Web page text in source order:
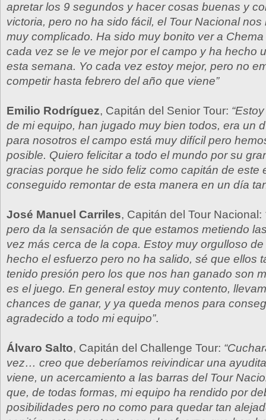
apretar los 9 segundos y hacer cosas buenas y
victoria, pero no ha sido fácil, el Tour Nacional
muy complicado. Ha sido muy bonito ver a
cada vez se le ve mejor por el campo y ha hecho
esta semana. Yo cada vez estoy mejor, pero no
competir hasta febrero del año que viene”
Emilio Rodríguez, Capitán del Senior Tour:
de mi equipo, han jugado muy bien todos, era un
para nosotros el campo está muy difícil pero
posible. Quiero felicitar a todo el mundo por su
gracias porque he sido feliz como capitán de este
conseguido remontar de esta manera en un día
José Manuel Carriles, Capitán del Tour Nacional:
pero da la sensación de que estamos metiendo
vez más cerca de la copa. Estoy muy orgulloso
hecho el esfuerzo pero no ha salido, sé que ellos
tenido presión pero los que nos han ganado son
es el juego. En general estoy muy contento,
chances de ganar, y ya queda menos para
agradecido a todo mi equipo”.
Álvaro Salto, Capitán del Challenge Tour:
vez… creo que deberíamos reivindicar una
viene, un acercamiento a las barras del Tour
que, de todas formas, mi equipo ha rendido por
posibilidades pero no como para quedar tan